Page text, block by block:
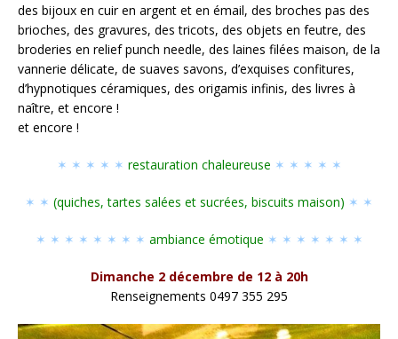
des bijoux en cuir en argent et en émail, des broches pas des
brioches, des gravures, des tricots, des objets en feutre, des
broderies en relief punch needle, des laines filées maison, de la
vannerie délicate, de suaves savons, d’exquises confitures,
d’hypnotiques céramiques, des origamis infinis, des livres à
naître, et encore !
et encore !
✶ ✶ ✶ ✶ ✶ restauration chaleureuse ✶ ✶ ✶ ✶ ✶
✶ ✶ (quiches, tartes salées et sucrées, biscuits maison) ✶ ✶
✶ ✶ ✶ ✶ ✶ ✶ ✶ ✶ ambiance émotique ✶ ✶ ✶ ✶ ✶ ✶ ✶
Dimanche 2 décembre de 12 à 20h
Renseignements 0497 355 295